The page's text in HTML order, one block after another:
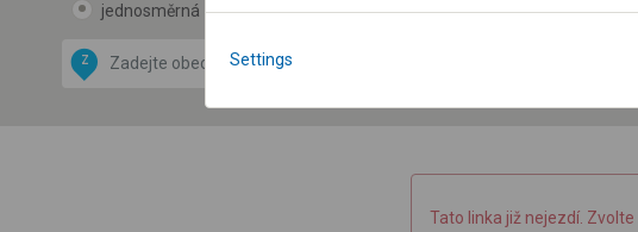
jednosměrná zpáteční
Z
OpenStreetMap
Tato linka již nejezdí. Zvolte
Settings